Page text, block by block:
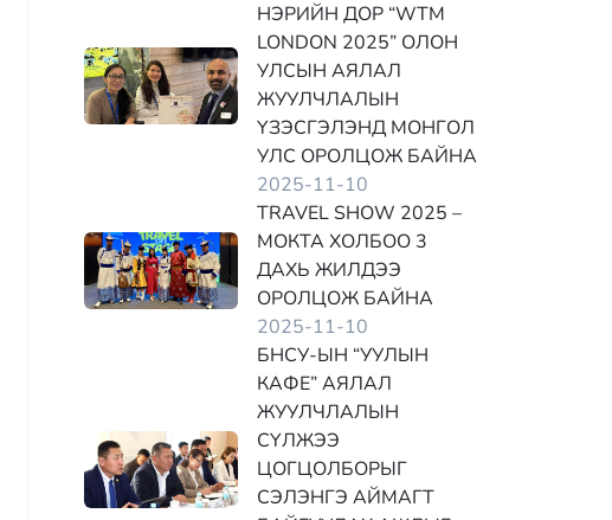
НЭРИЙН ДОР “WTM
LONDON 2025” ОЛОН
УЛСЫН АЯЛАЛ
ЖУУЛЧЛАЛЫН
ҮЗЭСГЭЛЭНД МОНГОЛ
УЛС ОРОЛЦОЖ БАЙНА
2025-11-10
TRAVEL SHOW 2025 –
МОКТА ХОЛБОО 3
ДАХЬ ЖИЛДЭЭ
ОРОЛЦОЖ БАЙНА
2025-11-10
БНСУ-ЫН “УУЛЫН
КАФЕ” АЯЛАЛ
ЖУУЛЧЛАЛЫН
СҮЛЖЭЭ
ЦОГЦОЛБОРЫГ
СЭЛЭНГЭ АЙМАГТ